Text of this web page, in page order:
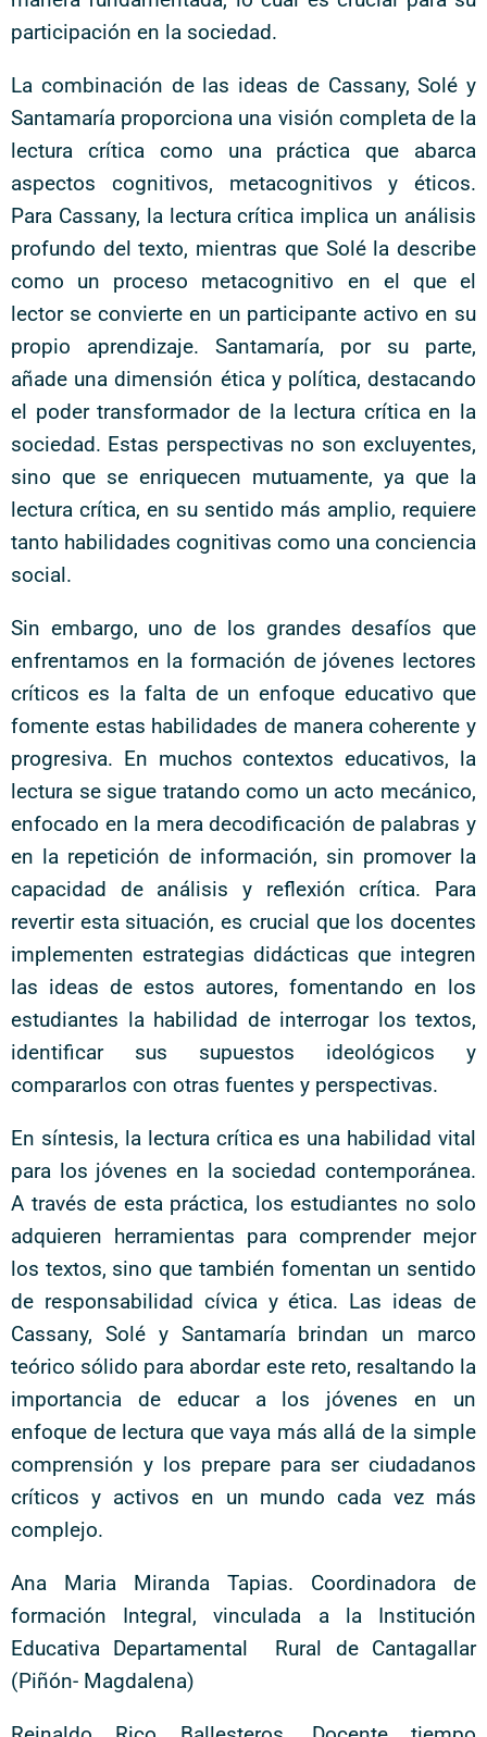
participación en la sociedad.
La combinación de las ideas de Cassany, Solé y
Santamaría proporciona una visión completa de la
lectura crítica como una práctica que abarca
aspectos cognitivos, metacognitivos y éticos.
Para Cassany, la lectura crítica implica un análisis
profundo del texto, mientras que Solé la describe
como un proceso metacognitivo en el que el
lector se convierte en un participante activo en su
propio aprendizaje. Santamaría, por su parte,
añade una dimensión ética y política, destacando
el poder transformador de la lectura crítica en la
sociedad. Estas perspectivas no son excluyentes,
sino que se enriquecen mutuamente, ya que la
lectura crítica, en su sentido más amplio, requiere
tanto habilidades cognitivas como una conciencia
social.
Sin embargo, uno de los grandes desafíos que
enfrentamos en la formación de jóvenes lectores
críticos es la falta de un enfoque educativo que
fomente estas habilidades de manera coherente y
progresiva. En muchos contextos educativos, la
lectura se sigue tratando como un acto mecánico,
enfocado en la mera decodificación de palabras y
en la repetición de información, sin promover la
capacidad de análisis y reflexión crítica. Para
revertir esta situación, es crucial que los docentes
implementen estrategias didácticas que integren
las ideas de estos autores, fomentando en los
estudiantes la habilidad de interrogar los textos,
identificar sus supuestos ideológicos y
compararlos con otras fuentes y perspectivas.
En síntesis, la lectura crítica es una habilidad vital
para los jóvenes en la sociedad contemporánea.
A través de esta práctica, los estudiantes no solo
adquieren herramientas para comprender mejor
los textos, sino que también fomentan un sentido
de responsabilidad cívica y ética. Las ideas de
Cassany, Solé y Santamaría brindan un marco
teórico sólido para abordar este reto, resaltando la
importancia de educar a los jóvenes en un
enfoque de lectura que vaya más allá de la simple
comprensión y los prepare para ser ciudadanos
críticos y activos en un mundo cada vez más
complejo.
Ana Maria Miranda Tapias. Coordinadora de
formación Integral, vinculada a la Institución
Educativa Departamental Rural de Cantagallar
(Piñón- Magdalena)